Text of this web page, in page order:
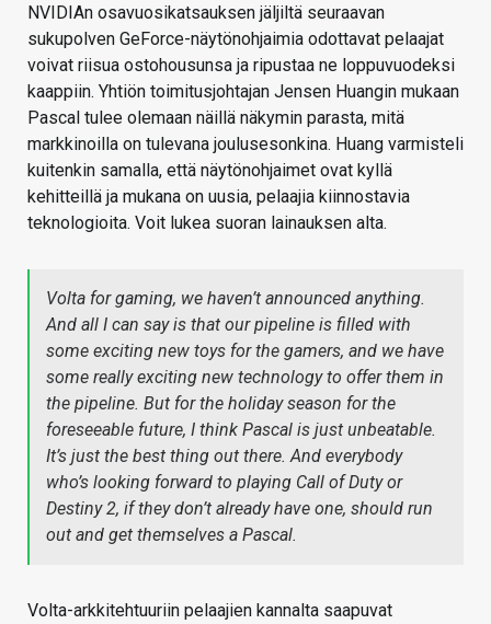
NVIDIAn osavuosikatsauksen jäljiltä seuraavan
sukupolven GeForce-näytönohjaimia odottavat pelaajat
voivat riisua ostohousunsa ja ripustaa ne loppuvuodeksi
kaappiin. Yhtiön toimitusjohtajan Jensen Huangin mukaan
Pascal tulee olemaan näillä näkymin parasta, mitä
markkinoilla on tulevana joulusesonkina. Huang varmisteli
kuitenkin samalla, että näytönohjaimet ovat kyllä
kehitteillä ja mukana on uusia, pelaajia kiinnostavia
teknologioita. Voit lukea suoran lainauksen alta.
Volta for gaming, we haven’t announced anything.
And all I can say is that our pipeline is filled with
some exciting new toys for the gamers, and we have
some really exciting new technology to offer them in
the pipeline. But for the holiday season for the
foreseeable future, I think Pascal is just unbeatable.
It’s just the best thing out there. And everybody
who’s looking forward to playing Call of Duty or
Destiny 2, if they don’t already have one, should run
out and get themselves a Pascal.
Volta-arkkitehtuuriin pelaajien kannalta saapuvat